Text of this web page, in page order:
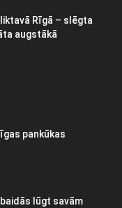
Rīgā – slēgta
augstākā
pankūkas
lūgt savām